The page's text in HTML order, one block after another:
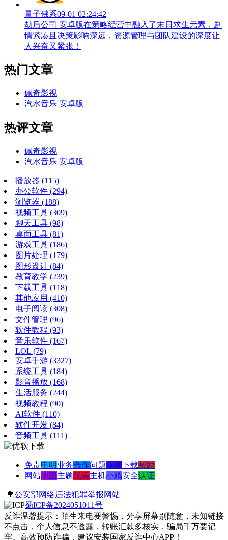
量子佛系09-01 02:24:42
劫后公司 安卓版在策略经营中融入了末日求生元素，剧
情紧凑且决策影响深远，资源管理与团队建设的深度让
人兴奋又紧张！
热门文章
佩奇影视
汽水音乐 安卓版
热评文章
佩奇影视
汽水音乐 安卓版
播放器 (115)
办公软件 (294)
浏览器 (188)
视频工具 (309)
聊天工具 (98)
桌面工具 (81)
游戏工具 (186)
图片处理 (179)
图形设计 (84)
教育教学 (239)
下载工具 (118)
其他应用 (410)
电子阅读 (308)
文件管理 (96)
软件教程 (93)
音乐软件 (167)
LOL (79)
安卓手游 (3327)
系统工具 (184)
影音播放 (168)
生活服务 (244)
视频教程 (90)
AI软件 (110)
软件开发 (84)
音频工具 (111)
免责申明业务合作问题反馈下载帮助
网站地图 主题优美主机小鸡安全认证
🌳公安部网络违法犯罪举报网站
蜀ICP备2024051011号
反诈温馨提示：陌生来电要警惕，分享屏幕别随意，未知链接
不点击，个人信息不透露，转账汇款多核实，骗局千万要记
牢。高效预防诈骗，建议安装国家反诈中心APP！